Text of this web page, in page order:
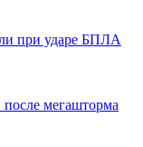
при ударе БПЛА
мегашторма